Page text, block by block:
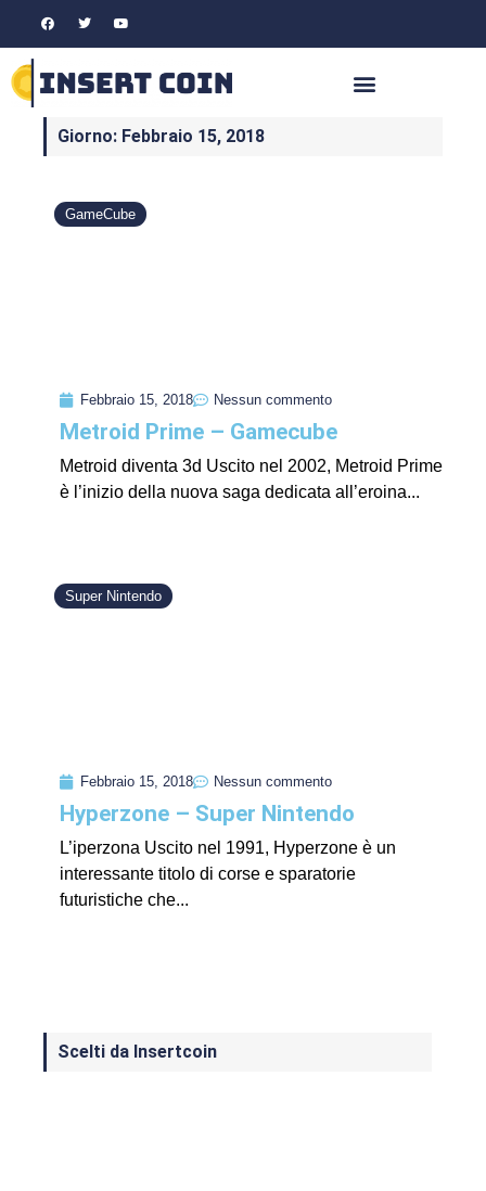
Giorno: Febbraio 15, 2018
GameCube
Febbraio 15, 2018 Nessun commento
Metroid Prime – Gamecube
Metroid diventa 3d Uscito nel 2002, Metroid Prime
è l’inizio della nuova saga dedicata all’eroina...
Super Nintendo
Febbraio 15, 2018 Nessun commento
Hyperzone – Super Nintendo
L’iperzona Uscito nel 1991, Hyperzone è un
interessante titolo di corse e sparatorie
futuristiche che...
Scelti da Insertcoin